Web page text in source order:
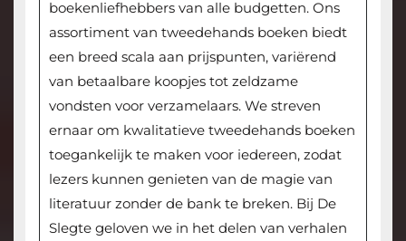
boekenliefhebbers van alle budgetten. Ons
assortiment van tweedehands boeken biedt
een breed scala aan prijspunten, variërend
van betaalbare koopjes tot zeldzame
vondsten voor verzamelaars. We streven
ernaar om kwalitatieve tweedehands boeken
toegankelijk te maken voor iedereen, zodat
lezers kunnen genieten van de magie van
literatuur zonder de bank te breken. Bij De
Slegte geloven we in het delen van verhalen